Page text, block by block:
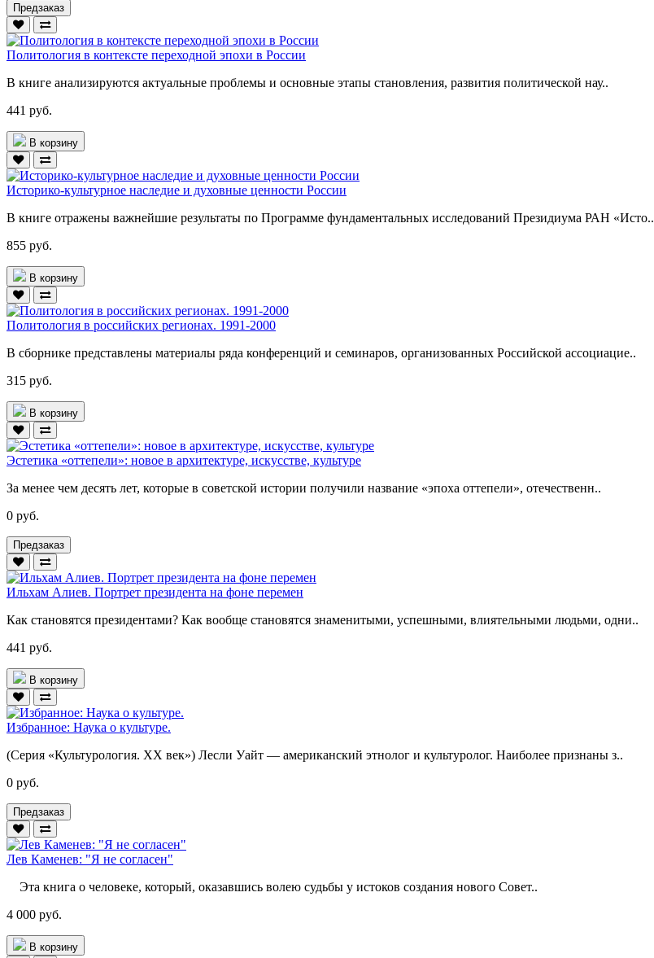
Предзаказ
Политология в контексте переходной эпохи в России
В книге анализируются актуальные проблемы и основные этапы становления, развития политической нау..
441 руб.
В корзину
Историко-культурное наследие и духовные ценности России
В книге отражены важнейшие результаты по Программе фундаментальных исследований Президиума РАН «Исто..
855 руб.
В корзину
Политология в российских регионах. 1991-2000
В сборнике представлены материалы ряда конференций и семинаров, организованных Российской ассоциацие..
315 руб.
В корзину
Эстетика «оттепели»: новое в архитектуре, искусстве, культуре
За менее чем десять лет, которые в советской истории получили название «эпоха оттепели», отечественн..
0 руб.
Предзаказ
Ильхам Алиев. Портрет президента на фоне перемен
Как становятся президентами? Как вообще становятся знаменитыми, успешными, влиятельными людьми, одни..
441 руб.
В корзину
Избранное: Наука о культуре.
(Серия «Культурология. XX век») Лесли Уайт — американский этнолог и культуролог. Наиболее признаны з..
0 руб.
Предзаказ
Лев Каменев: "Я не согласен"
Эта книга о человеке, который, оказавшись волею судьбы у истоков создания нового Совет..
4 000 руб.
В корзину